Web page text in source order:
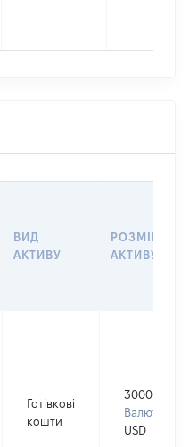
ВИД
АКТИВУ
РОЗМІР
АКТИВУ
Готівкові
кошти
30000
Валюта:
USD